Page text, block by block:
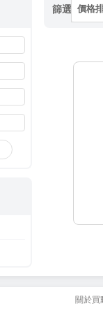
篩選 價格
關於買